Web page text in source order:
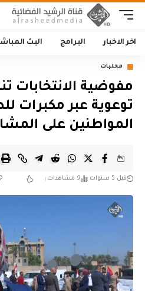
اخر الاخبار البرامج البث
محليات
مفوضية الانتخابات
توعوية عبر مكبرات
المواطنين على
قبل 5 سنوات 9 مشاهدات